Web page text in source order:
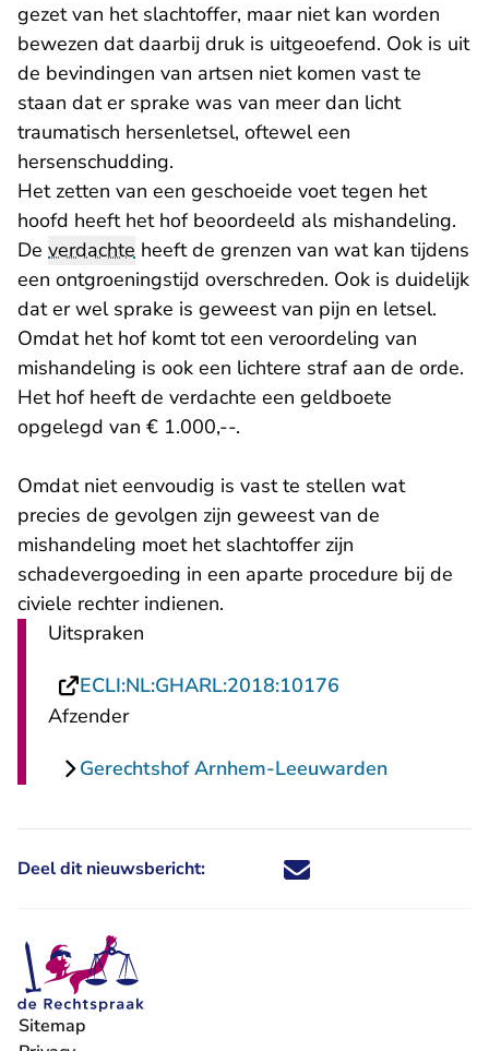
gezet van het slachtoffer, maar niet kan worden
bewezen dat daarbij druk is uitgeoefend. Ook is uit
de bevindingen van artsen niet komen vast te
staan dat er sprake was van meer dan licht
traumatisch hersenletsel, oftewel een
hersenschudding.
Het zetten van een geschoeide voet tegen het
hoofd heeft het hof beoordeeld als mishandeling.
De verdachte heeft de grenzen van wat kan tijdens
een ontgroeningstijd overschreden. Ook is duidelijk
dat er wel sprake is geweest van pijn en letsel.
Omdat het hof komt tot een veroordeling van
mishandeling is ook een lichtere straf aan de orde.
Het hof heeft de verdachte een geldboete
opgelegd van € 1.000,--.
Omdat niet eenvoudig is vast te stellen wat
precies de gevolgen zijn geweest van de
mishandeling moet het slachtoffer zijn
schadevergoeding in een aparte procedure bij de
civiele rechter indienen.
Uitspraken
ECLI:NL:GHARL:2018:10176
Afzender
Gerechtshof Arnhem-Leeuwarden
Deel dit nieuwsbericht: Deel dit nieuwsbericht via X -
Deel dit nieuwsbericht via
Deel dit nieuwsbericht
Deel dit
Sitemap